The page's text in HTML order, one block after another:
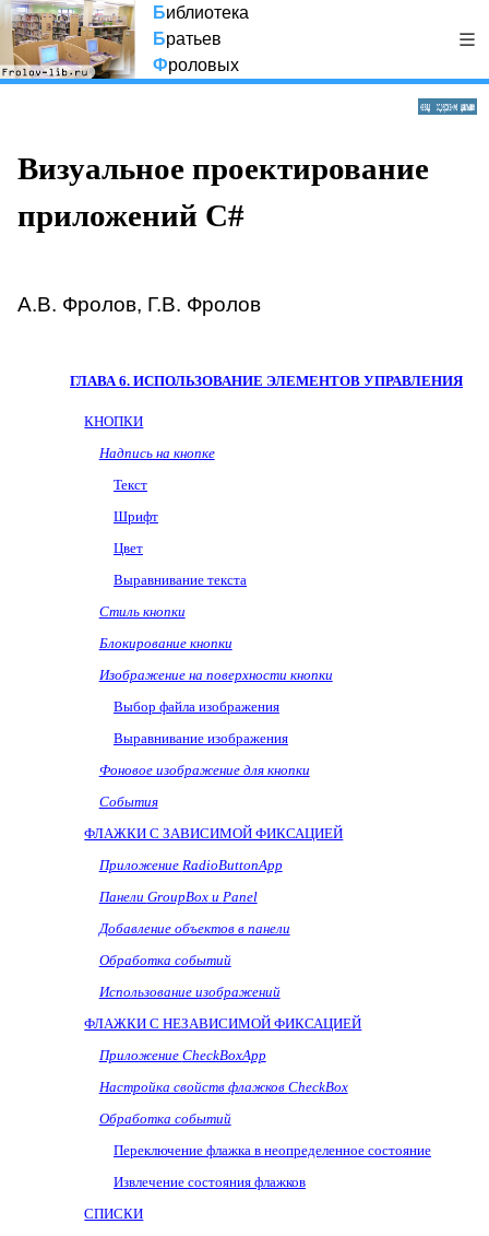
Библиотека
Братьев
Фроловых
Визуальное проектирование
приложений C#
А.В. Фролов, Г.В. Фролов
ГЛАВА 6. ИСПОЛЬЗОВАНИЕ ЭЛЕМЕНТОВ УПРАВЛЕНИЯ
КНОПКИ
Надпись на кнопке
Текст
Шрифт
Цвет
Выравнивание текста
Стиль кнопки
Блокирование кнопки
Изображение на поверхности кнопки
Выбор файла изображения
Выравнивание изображения
Фоновое изображение для кнопки
События
ФЛАЖКИ С ЗАВИСИМОЙ ФИКСАЦИЕЙ
Приложение RadioButtonApp
Панели GroupBoxи Panel
Добавление объектов в панели
Обработка событий
Использование изображений
ФЛАЖКИ С НЕЗАВИСИМОЙ ФИКСАЦИЕЙ
Приложение CheckBoxApp
Настройка свойств флажков CheckBox
Обработка событий
Переключение флажка в неопределенное состояние
Извлечение состояния флажков
СПИСКИ